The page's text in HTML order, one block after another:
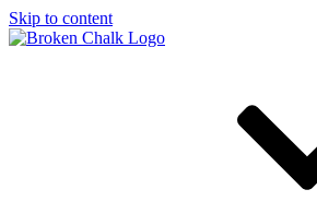
Skip to content